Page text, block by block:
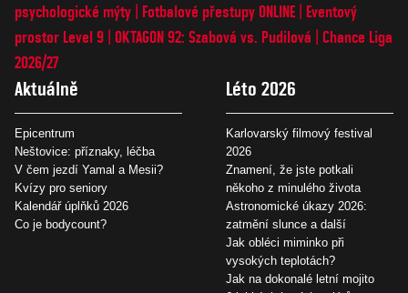
psychologické mýty
Fotbalové přestupy ONLINE
Eventový
prostor Level 9 OKTAGON 92: Szabová vs. Pudilová
Chance Liga
2026/27
Aktuálně
Epicentrum
Neštovice: příznaky, léčba
V čem jezdí Yamal a Mesii?
Kvízy pro seniory
Kalendář úplňků 2026
Co je bodycount?
Léto 2026
Karlovarský filmový festival
2026
Znamení, že jste potkali
někoho z minulého života
Astronomické úkazy 2026:
zatmění slunce a další
Jak obléci miminko při
vysokých teplotách?
Jak na dokonalé letní mojito